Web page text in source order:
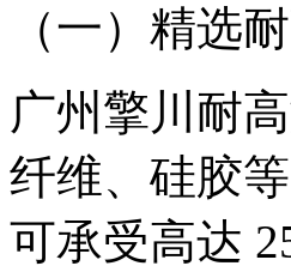
（一）精选
广州擎川耐
纤维、硅胶
可承受高达